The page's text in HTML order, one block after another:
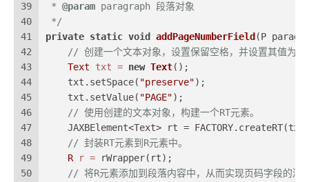
39
40
41
42
43
44
45
46
47
48
49
50
* @param paragraph 段落对象
*/
private static void addPageNumberField (P
// 创建一个文本对象，设置保留空格，并设置其值为
Text
txt = new Text();
    txt.setSpace(
"preserve");
    txt.setValue(
"PAGE");
// 使用创建的文本对象，构建一个RT元素。
JAXBElement<Text> rt =
// 封装RT元素到R元素中。
R
r = rWrapper(rt);
// 将R元素添加到段落内容中，从而实现页码字段的添